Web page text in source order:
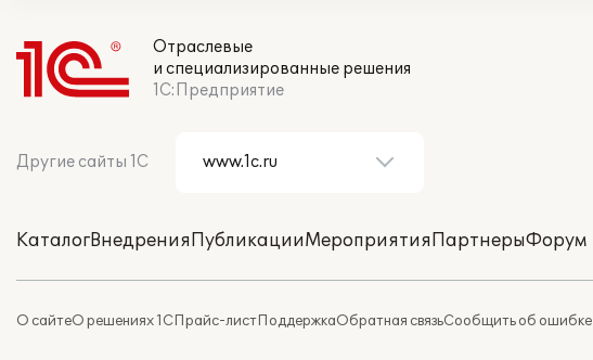
Отраслевые
и специализированные решения
1С:Предприятие
Другие сайты 1С
КаталогВнедренияПубликацииМероприятияПартнерыФорум
О сайтеО решениях 1СПрайс-листПоддержкаОбратная связьСообщить об ошибке